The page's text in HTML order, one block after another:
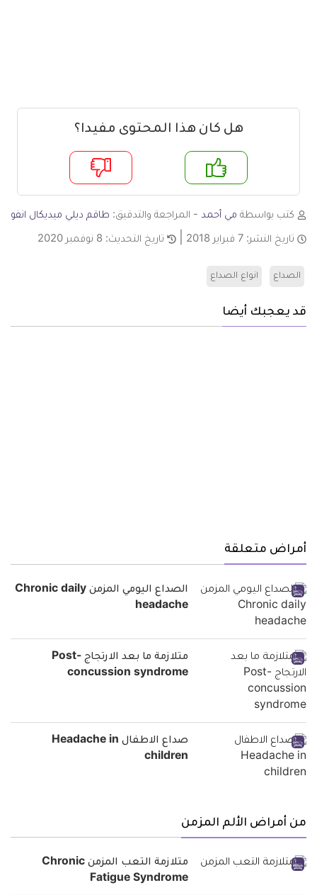
هل كان هذا المحتوى مفيدا؟
لا
كتب بواسطة مي أحمد - المراجعة والتدقيق: طاقم ديلي ميديكال انفو
تاريخ النشر: 7 فبراير 2018 تاريخ التحديث: 8 نوفمبر 2020
الصداع انواع الصداع
قد يعجبك أيضا
أمراض متعلقة
الصداع اليومي المزمن Chronic daily
headache
متلازمة ما بعد الارتجاج Post-
concussion syndrome
صداع الاطفال Headache in
children
من أمراض الألم المزمن
متلازمة التعب المزمن Chronic
Fatigue Syndrome